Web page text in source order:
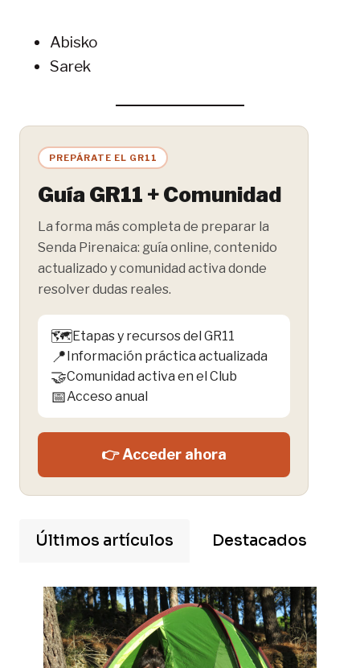
Abisko
Sarek
PREPÁRATE EL GR11
Guía GR11 + Comunidad
La forma más completa de preparar la
Senda Pirenaica: guía online, contenido
actualizado y comunidad activa donde
resolver dudas reales.
🗺️Etapas y recursos del GR11
📍Información práctica actualizada
🤝Comunidad activa en el Club
📅Acceso anual
👉 Acceder ahora
Últimos artículos Destacados